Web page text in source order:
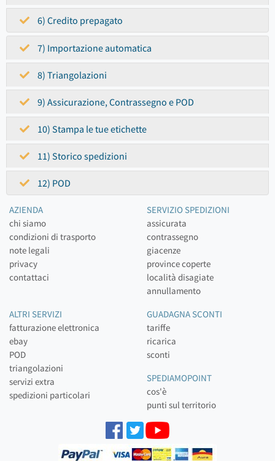
6) Credito prepagato
7) Importazione automatica
8) Triangolazioni
9) Assicurazione, Contrassegno e POD
10) Stampa le tue etichette
11) Storico spedizioni
12) POD
AZIENDA
chi siamo
condizioni di trasporto
note legali
privacy
contattaci
SERVIZIO SPEDIZIONI
assicurata
contrassegno
giacenze
province coperte
località disagiate
annullamento
ALTRI SERVIZI
fatturazione elettronica
ebay
POD
triangolazioni
servizi extra
spedizioni particolari
GUADAGNA SCONTI
tariffe
ricarica
sconti
SPEDIAMOPOINT
cos'è
punti sul territorio